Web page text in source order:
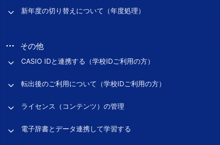
新年度の切り替えについて（年度処理）
その他
CASIO IDと連携する（学校IDご利用の方）
転出後のご利用について（学校IDご利用の方）
ライセンス（コンテンツ）の管理
電子辞書とデータ連携して学習する